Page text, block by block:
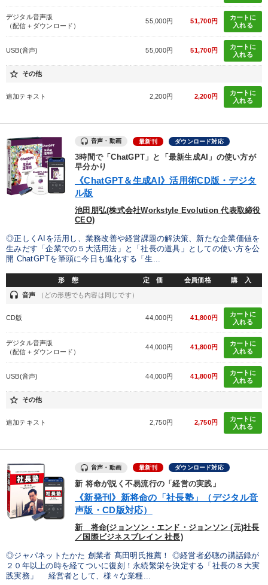
デジタル音声版
（配信＋ダウンロード）
55,000円 51,700円
カートに
入れる
USB(音声) 55,000円 51,700円
カートに
入れる
star_border その他
追加テキスト 2,200円 2,200円
カートに
入れる
音声・動画 最新刊 ダウンロード対応
3時間で「ChatGPT」と「最新生成AI」の使い方が
早分かり
《ChatGPT＆生成AI》活用術CD版・デジタ
ル版
池田朋弘(株式会社Workstyle Evolution 代表取締役
CEO)
◎正しくAIを活用し、業務改善や経営課題の解決策、新たな企業価値を
生みだす「企業での５大活用法」と「社長の道具」としての使い方を公
開 ChatGPTを筆頭に今日も進化する「生...
形 態 定 価 会員価格 購 入
headset 音声 （どの形態でも内容は同じです）
CD版 44,000円 41,800円
カートに
入れる
デジタル音声版
（配信＋ダウンロード）
44,000円 41,800円
カートに
入れる
USB(音声) 44,000円 41,800円
カートに
入れる
star_border その他
追加テキスト 2,750円 2,750円
カートに
入れる
音声・動画 最新刊 ダウンロード対応
新 将命が説く不易流行の「経営の実践」
《新発刊》新将命の「社長塾」（デジタル音
声版・CD版対応）
新 将命(ジョンソン・エンド・ジョンソン (元)社長
／国際ビジネスブレイン 社長)
◎ジャパネットたかた 創業者 髙田明氏推薦！ ◎経営者必聴の講話録が
２０年以上の時を経てついに復刻！永続繁栄を決定する「社長の８大実
践実務」 経営者として、様々な業種...